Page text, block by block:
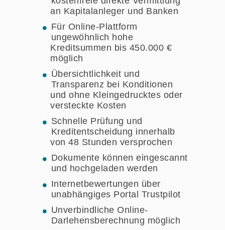
an Kapitalanleger und Banken
Für Online-Plattform
ungewöhnlich hohe
Kreditsummen bis 450.000 €
möglich
Übersichtlichkeit und
Transparenz bei Konditionen
und ohne Kleingedrucktes oder
versteckte Kosten
Schnelle Prüfung und
Kreditentscheidung innerhalb
von 48 Stunden versprochen
Dokumente können eingescannt
und hochgeladen werden
Internetbewertungen über
unabhängiges Portal Trustpilot
Unverbindliche Online-
Darlehensberechnung möglich